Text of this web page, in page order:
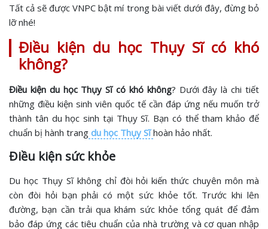
Tất cả sẽ được VNPC bật mí trong bài viết dưới đây, đừng bỏ
lỡ nhé!
Điều kiện du học Thụy Sĩ có khó
không?
Điều kiện du học Thụy Sĩ có khó không? Dưới đây là chi tiết
những điều kiện sinh viên quốc tế cần đáp ứng nếu muốn trở
thành tân du học sinh tại Thụy Sĩ. Bạn có thể tham khảo để
chuẩn bị hành trang du học Thụy Sĩhoàn hảo nhất.
Điều kiện sức khỏe
Du học Thụy Sĩ không chỉ đòi hỏi kiến thức chuyên môn mà
còn đòi hỏi bạn phải có một sức khỏe tốt. Trước khi lên
đường, bạn cần trải qua khám sức khỏe tổng quát để đảm
bảo đáp ứng các tiêu chuẩn của nhà trường và cơ quan nhập